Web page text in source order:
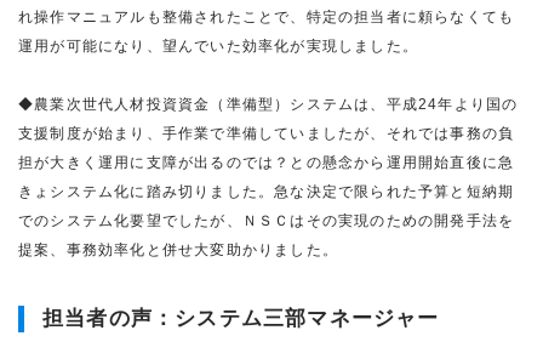
れ操作マニュアルも整備されたことで、特定の担当者に頼らなくても
運用が可能になり、望んでいた効率化が実現しました。
◆農業次世代人材投資資金（準備型）システムは、平成24年より国の
支援制度が始まり、手作業で準備していましたが、それでは事務の負
担が大きく運用に支障が出るのでは？との懸念から運用開始直後に急
きょシステム化に踏み切りました。急な決定で限られた予算と短納期
でのシステム化要望でしたが、ＮＳＣはその実現のための開発手法を
提案、事務効率化と併せ大変助かりました。
担当者の声：システム三部マネージャー